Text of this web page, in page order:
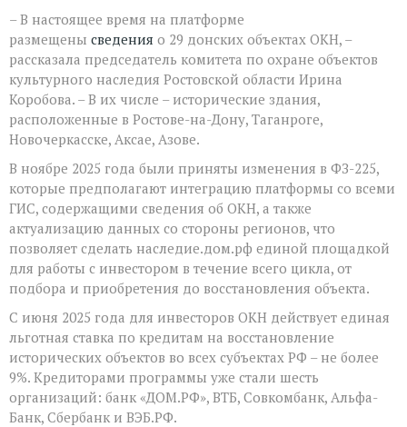
– В настоящее время на платформе
размещены сведения о 29 донских объектах ОКН, –
рассказала председатель комитета по охране объектов
культурного наследия Ростовской области Ирина
Коробова. – В их числе – исторические здания,
расположенные в Ростове-на-Дону, Таганроге,
Новочеркасске, Аксае, Азове.
В ноябре 2025 года были приняты изменения в ФЗ-225,
которые предполагают интеграцию платформы со всеми
ГИС, содержащими сведения об ОКН, а также
актуализацию данных со стороны регионов, что
позволяет сделать наследие.дом.рф единой площадкой
для работы с инвестором в течение всего цикла, от
подбора и приобретения до восстановления объекта.
С июня 2025 года для инвесторов ОКН действует единая
льготная ставка по кредитам на восстановление
исторических объектов во всех субъектах РФ – не более
9%. Кредиторами программы уже стали шесть
организаций: банк «ДОМ.РФ», ВТБ, Совкомбанк, Альфа-
Банк, Сбербанк и ВЭБ.РФ.